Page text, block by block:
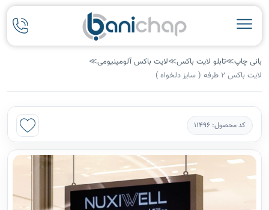
بانی چاپ≫تابلو لایت باکس≫لایت باکس آلومینیومی≫
لایت باکس 2 طرفه ( سایز دلخواه )
کد محصول: 11496